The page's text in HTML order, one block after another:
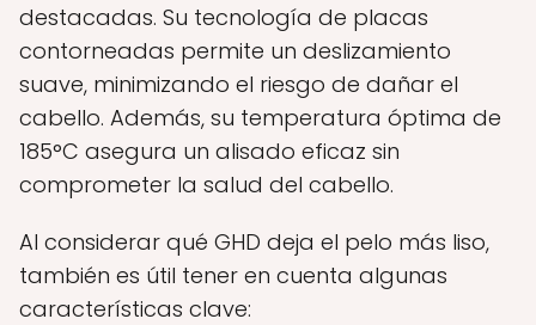
destacadas. Su tecnología de placas
contorneadas permite un deslizamiento
suave, minimizando el riesgo de dañar el
cabello. Además, su temperatura óptima de
185°C asegura un alisado eficaz sin
comprometer la salud del cabello.
Al considerar qué GHD deja el pelo más liso,
también es útil tener en cuenta algunas
características clave: